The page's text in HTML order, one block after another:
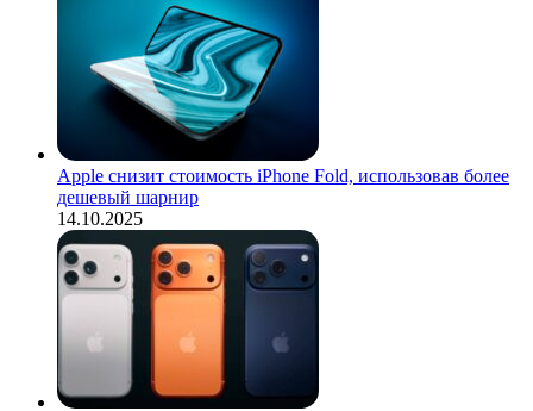
Apple снизит стоимость iPhone Fold, использовав более
дешевый шарнир
14.10.2025